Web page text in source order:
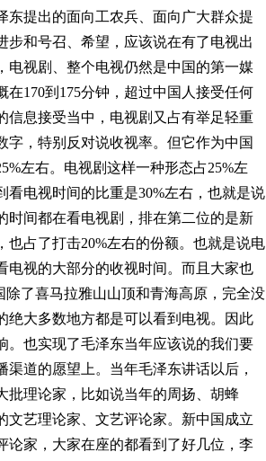
东提出的面向工农兵、面向广大群众提
和号召、希望，应该说在有了电视出
电视剧、整个电视仍然是中国的第一媒
170到175分钟，超过中国人接受任何
信息接受当中，电视剧又占有举足轻重
字，特别反对说收视率。但它作为中国
左右。电视剧这样一种形态占25%左
电视时间的比重是30%左右，也就是说
时间都在看电视剧，排在第二位的是新
占了打击20%左右的份额。也就是说电
电视的大部分的收视时间。而且大家也
了喜马拉雅山山顶和青海高原，完全没
绝大多数地方都是可以看到电视。因此
。也实现了毛泽东当年应该说的我们要
道的愿望上。当年毛泽东讲话以后，
批理论家，比如说当年的周扬、胡蜂
文艺理论家、文艺评论家。新中国成立
论家，大家在座的都看到了好几位，李